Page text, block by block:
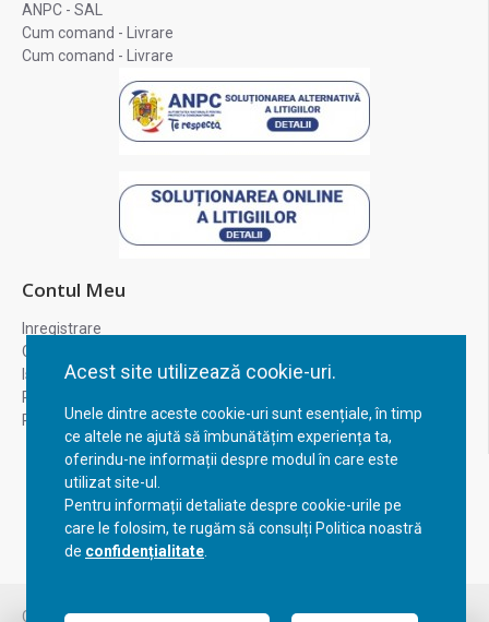
Acest site utilizează cookie-uri.
Unele dintre aceste cookie-uri sunt esențiale, în timp
ce altele ne ajută să îmbunătățim experiența ta,
oferindu-ne informații despre modul în care este
utilizat site-ul.
Pentru informații detaliate despre cookie-urile pe
care le folosim, te rugăm să consulți Politica noastră
de confidențialitate
ANPC - SAL
Cum comand - Livrare
Cum comand - Livrare
Contul Meu
Inregistrare
Contul meu
Istoric comenzi
Recuperare parola
Returnare produs
Copyright © 2023, BravoShop, toate drepturile rezervate!